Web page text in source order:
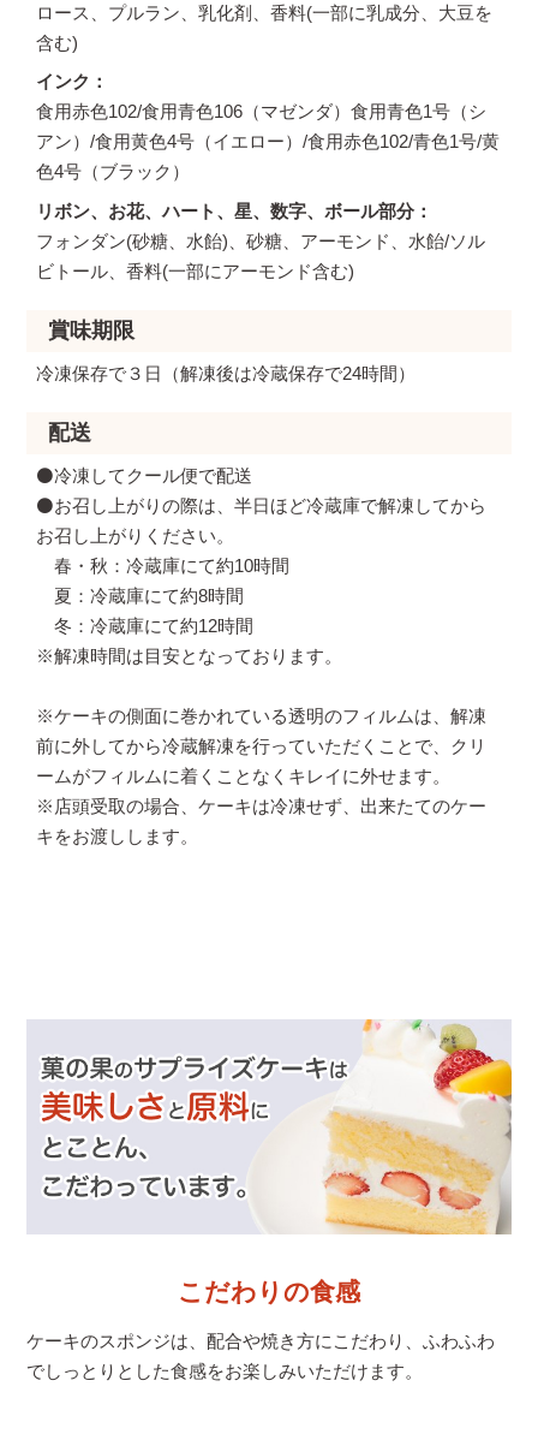
ロース、プルラン、乳化剤、香料(一部に乳成分、大豆を
含む)
インク
食用赤色102/食用青色106（マゼンダ）食用青色1号（シ
アン）/食用黄色4号（イエロー）/食用赤色102/青色1号/黄
色4号（ブラック）
リボン、お花、ハート、星、数字、ボール部分
フォンダン(砂糖、水飴)、砂糖、アーモンド、水飴/ソル
ビトール、香料(一部にアーモンド含む)
賞味期限
冷凍保存で３日（解凍後は冷蔵保存で24時間）
配送
⚫️冷凍してクール便で配送
⚫️お召し上がりの際は、半日ほど冷蔵庫で解凍してから
お召し上がりください。
春・秋：冷蔵庫にて約10時間
夏：冷蔵庫にて約8時間
冬：冷蔵庫にて約12時間
※解凍時間は目安となっております。
※ケーキの側面に巻かれている透明のフィルムは、解凍
前に外してから冷蔵解凍を行っていただくことで、クリ
ームがフィルムに着くことなくキレイに外せます。
※店頭受取の場合、ケーキは冷凍せず、出来たてのケー
キをお渡しします。
こだわりの食感
ケーキのスポンジは、配合や焼き方にこだわり、ふわふわ
でしっとりとした食感をお楽しみいただけます。